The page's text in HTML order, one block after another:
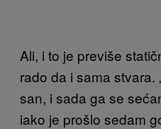
Ali, i to je previše
rado da i sama stvara.
san, i sada ga se
iako je prošlo sedam